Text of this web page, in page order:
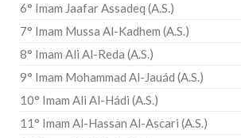
6° Imam Jaafar Assadeq (A.S.)
7° Imam Mussa Al-Kadhem (A.S.)
8° Imam Ali Al-Reda (A.S.)
9° Imam Mohammad Al-Jauád (A.S.)
10° Imam Ali Al-Hádi (A.S.)
11° Imam Al-Hassan Al-Ascari (A.S.)